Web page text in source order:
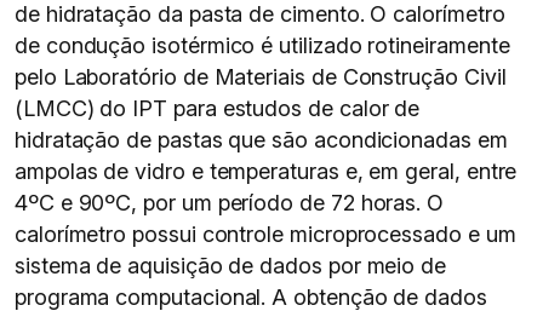
de hidratação da pasta de cimento. O calorímetro
de condução isotérmico é utilizado rotineiramente
pelo Laboratório de Materiais de Construção Civil
(LMCC) do IPT para estudos de calor de
hidratação de pastas que são acondicionadas em
ampolas de vidro e temperaturas e, em geral, entre
4ºC e 90ºC, por um período de 72 horas. O
calorímetro possui controle microprocessado e um
sistema de aquisição de dados por meio de
programa computacional. A obtenção de dados